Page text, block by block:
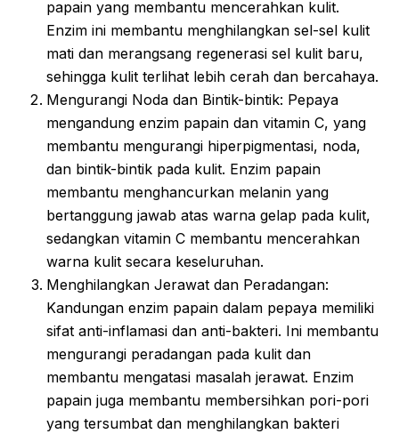
papain yang membantu mencerahkan kulit.
Enzim ini membantu menghilangkan sel-sel kulit
mati dan merangsang regenerasi sel kulit baru,
sehingga kulit terlihat lebih cerah dan bercahaya.
Mengurangi Noda dan Bintik-bintik: Pepaya
mengandung enzim papain dan vitamin C, yang
membantu mengurangi hiperpigmentasi, noda,
dan bintik-bintik pada kulit. Enzim papain
membantu menghancurkan melanin yang
bertanggung jawab atas warna gelap pada kulit,
sedangkan vitamin C membantu mencerahkan
warna kulit secara keseluruhan.
Menghilangkan Jerawat dan Peradangan:
Kandungan enzim papain dalam pepaya memiliki
sifat anti-inflamasi dan anti-bakteri. Ini membantu
mengurangi peradangan pada kulit dan
membantu mengatasi masalah jerawat. Enzim
papain juga membantu membersihkan pori-pori
yang tersumbat dan menghilangkan bakteri